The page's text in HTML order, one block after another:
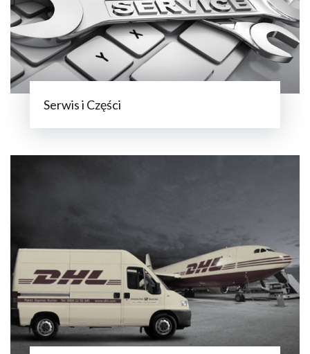
Serwis i Części